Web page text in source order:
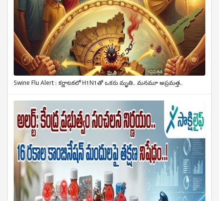
Swine Flu Alert : కర్ణాటకలో H1N1తో ఒకరు మృతి.. మనమూ అప్రమత్త..